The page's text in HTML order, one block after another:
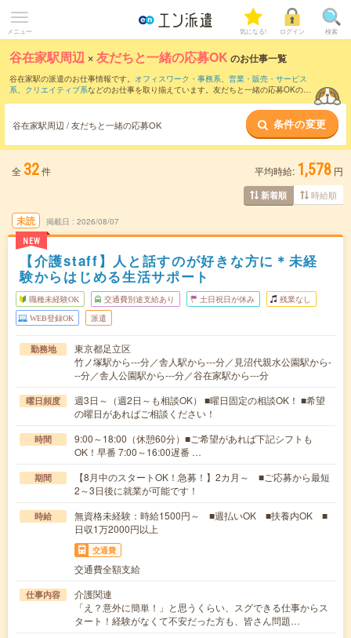
メニュー 気になる! ログイン 検索
谷在家駅周辺 ×友だちと一緒の応募OK のお仕事一覧
谷在家駅の派遣のお仕事情報です。 オフィスワーク・事務系、 営業・販売・サービス
系、 クリエイティブ系などのお仕事を取り揃えています。友だちと一緒の応募OKの条
谷在家駅周辺 / 友だちと一緒の応募OK 条件の変更
全 32件 平均時給: 1,578 円
新着順 時給順
未読
NEW
掲載日 2026/08/07
【介護staff】人と話すのが好きな方に＊未経
験からはじめる生活サポート
職種未経験OK 交通費別途支給あり 土日祝日が休み 残業なし
WEB登録OK 派遣
勤務地
東京都足立区
竹ノ塚駅から---分／舎人駅から---分／見沼代親水公園駅から-
--分／舎人公園駅から---分／谷在家駅から---分
曜日頻度
週3日～（週2日～も相談OK） ■曜日固定の相談OK！ ■希望
の曜日があればご相談ください！
時間
9:00～18:00（休憩60分）■ご希望があれば下記シフトも
OK！早番 7:00～16:00遅番 …
期間
【8月中のスタートOK！急募！】2カ月～ ■ご応募から最短
2～3日後に就業が可能です！
時給
無資格未経験：時給1500円～ ■週払いOK ■扶養内OK ■
日収1万2000円以上
交通費
交通費全額支給
仕事内容
介護関連
「え？意外に簡単！」と思うくらい、スグできる仕事からス
タート！経験がなくて不安だった方も、皆さん問題…